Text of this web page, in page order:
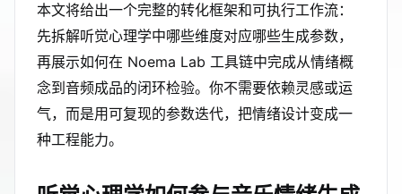
本文将给出一个完整的转化框架和可执行工作流：
先拆解听觉心理学中哪些维度对应哪些生成参数，
再展示如何在 Noema Lab 工具链中完成从情绪概
念到音频成品的闭环检验。你不需要依赖灵感或运
气，而是用可复现的参数迭代，把情绪设计变成一
种工程能力。